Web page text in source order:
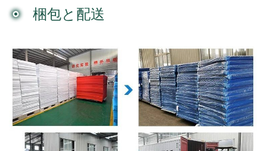
梱包と配送